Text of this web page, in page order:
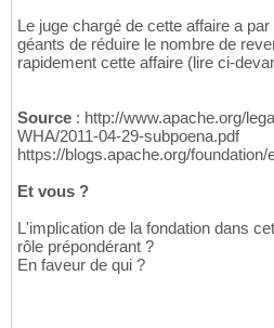
Le juge chargé de cette affaire a
géants de réduire le nombre de
rapidement cette affaire (lire ci-
Source : http://www.apache.org/
WHA/2011-04-29-subpoena.pdf
https://blogs.apache.org/
Et vous ?
L'implication de la fondation dans
rôle prépondérant ?
En faveur de qui ?